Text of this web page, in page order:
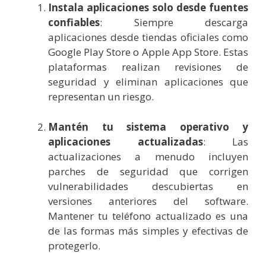
Instala aplicaciones solo desde fuentes
confiables: Siempre descarga
aplicaciones desde tiendas oficiales como
Google Play Store o Apple App Store. Estas
plataformas realizan revisiones de
seguridad y eliminan aplicaciones que
representan un riesgo.
Mantén tu sistema operativo y
aplicaciones actualizadas: Las
actualizaciones a menudo incluyen
parches de seguridad que corrigen
vulnerabilidades descubiertas en
versiones anteriores del software.
Mantener tu teléfono actualizado es una
de las formas más simples y efectivas de
protegerlo.